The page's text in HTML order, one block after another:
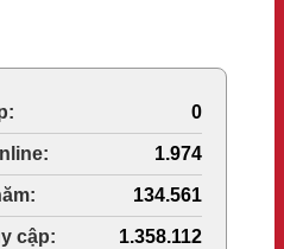
0
1.974
134.561
1.358.112